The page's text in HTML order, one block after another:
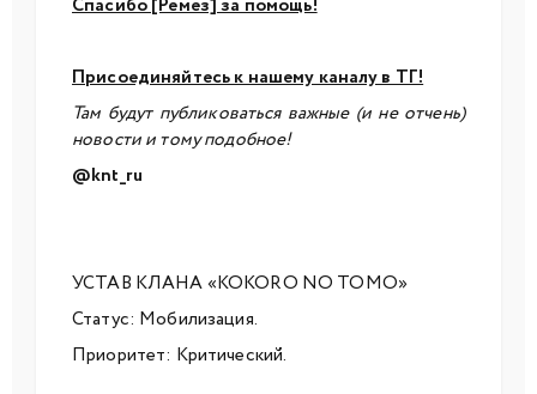
Присоединяйтесь к нашему каналу в ТГ!
Там будут публиковаться важные (и не отчень)
новости и тому подобное!
@knt_ru
УСТАВ КЛАНА «KOKORO NO TOMO»
Статус: Мобилизация.
Приоритет: Критический.